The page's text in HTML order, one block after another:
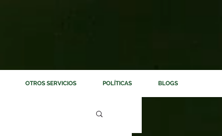
OTROS SERVICIOS POLÍTICAS BLOGS